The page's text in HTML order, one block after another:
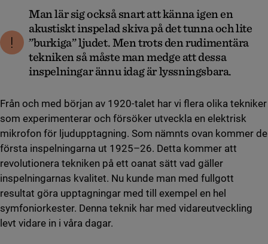
Man lär sig också snart att känna igen en
akustiskt inspelad skiva på det tunna och lite
”burkiga” ljudet. Men trots den rudimentära
tekniken så måste man medge att dessa
inspelningar ännu idag är lyssningsbara.
Från och med början av 1920-talet har vi flera olika tekniker
som experimenterar och försöker utveckla en elektrisk
mikrofon för ljudupptagning. Som nämnts ovan kommer de
första inspelningarna ut 1925–26. Detta kommer att
revolutionera tekniken på ett oanat sätt vad gäller
inspelningarnas kvalitet. Nu kunde man med fullgott
resultat göra upptagningar med till exempel en hel
symfoniorkester. Denna teknik har med vidareutveckling
levt vidare in i våra dagar.